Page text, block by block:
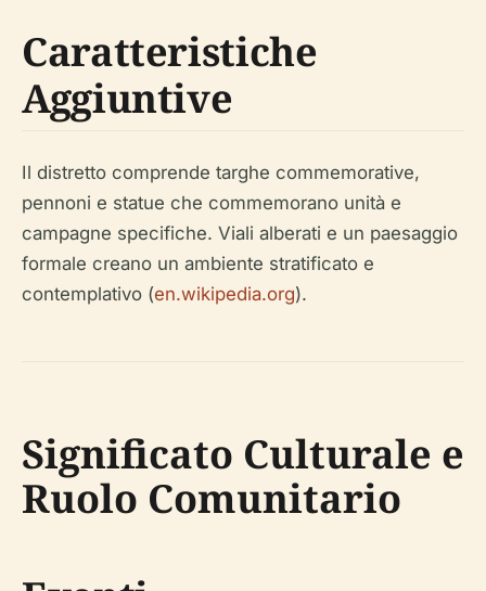
Caratteristiche
Aggiuntive
Il distretto comprende targhe commemorative,
pennoni e statue che commemorano unità e
campagne specifiche. Viali alberati e un paesaggio
formale creano un ambiente stratificato e
contemplativo (en.wikipedia.org).
Significato Culturale e
Ruolo Comunitario